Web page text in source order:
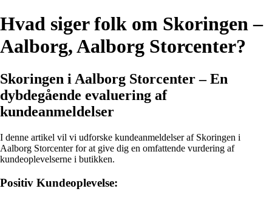
Hvad siger folk om Skoringen –
Aalborg, Aalborg Storcenter?
Skoringen i Aalborg Storcenter – En
dybdegående evaluering af
kundeanmeldelser
I denne artikel vil vi udforske kundeanmeldelser af Skoringen i
Aalborg Storcenter for at give dig en omfattende vurdering af
kundeoplevelserne i butikken.
Positiv Kundeoplevelse: